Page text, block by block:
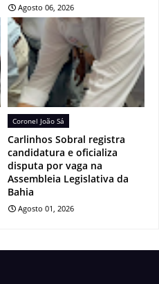
Agosto 06, 2026
Coronel João Sá
Carlinhos Sobral registra
candidatura e oficializa
disputa por vaga na
Assembleia Legislativa da
Bahia
Agosto 01, 2026